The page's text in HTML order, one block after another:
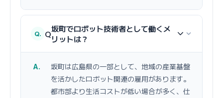
Q坂町でロボット技術者として働くメ
リットは？
坂町は広島県の一部として、地域の産業基盤
を活かしたロボット関連の雇用があります。
都市部より生活コストが低い場合が多く、仕